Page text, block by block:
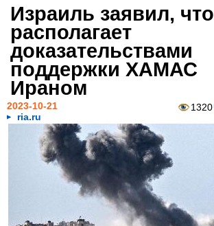
Израиль заявил, что
располагает
доказательствами
поддержки ХАМАС
Ираном
1320
2023-10-21
ria.ru